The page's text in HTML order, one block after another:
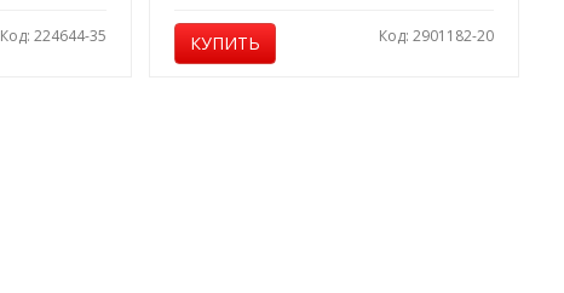
Код: 224644-35 КУПИТЬ Код: 2901182-20